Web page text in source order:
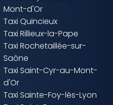
Mont-d'Or
Taxi Quincieux
Taxi Rillieux-la-Pape
Taxi Rochetaillée-sur-
Saône
Taxi Saint-Cyr-au-Mont-
d'Or
Taxi Sainte-Foy-lès-Lyon